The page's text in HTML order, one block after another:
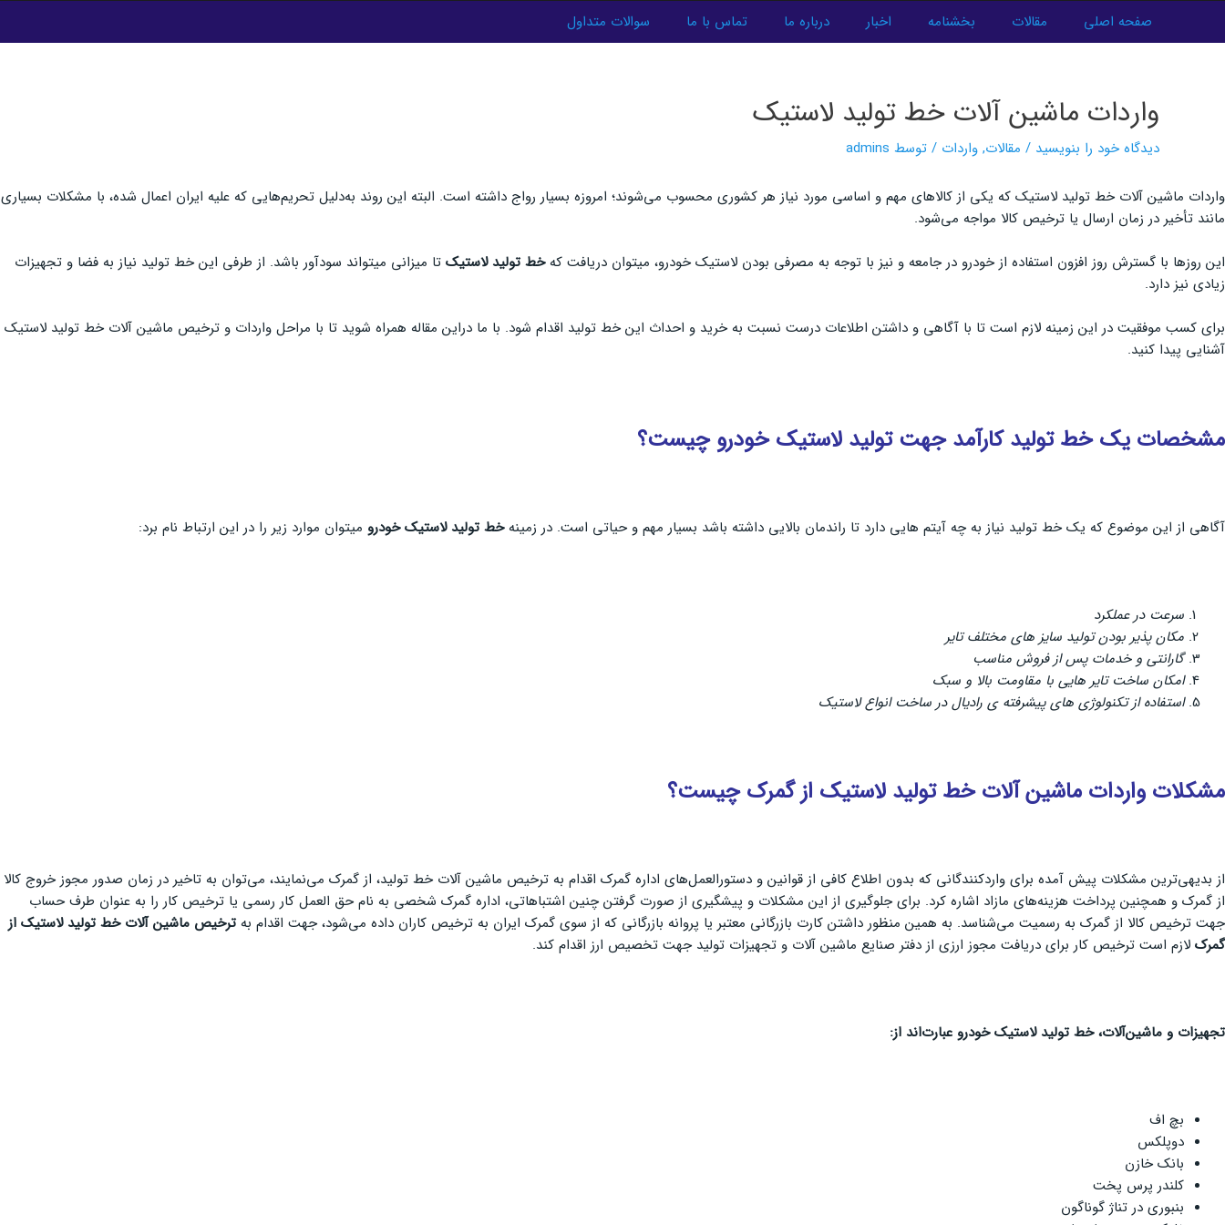
صفحه اصلی مقالات بخشنامه اخبار درباره ما تماس با ما سوالات متداول
واردات ماشین آلات خط تولید لاستیک
دیدگاه‌ خود را بنویسید / مقالات, واردات / توسط admins
واردات ماشین آلات خط تولید لاستیک که یکی از کالاهای مهم و اساسی مورد نیاز هر کشوری محسوب می‌شوند؛ امروزه بسیار رواج داشته است. البته این روند به‌دلیل تحریم‌هایی که علیه ایران اعمال شده،‌ با مشکلات بسیاری
مانند تأخیر در زمان ارسال یا ترخیص کالا مواجه می‌شود.
این روزها با گسترش روز افزون استفاده از خودرو در جامعه و نیز با توجه به مصرفی بودن لاستیک خودرو، میتوان دریافت کهخط تولید لاستیک تا میزانی میتواند سودآور باشد. از طرفی این خط تولید نیاز به فضا و تجهیزات
زیادی نیز دارد.
برای کسب موفقیت در این زمینه لازم است تا با آگاهی و داشتن اطلاعات درست نسبت به خرید و احداث این خط تولید اقدام شود. با ما دراین مقاله همراه شوید تا با مراحل واردات و ترخیص ماشین آلات خط تولید لاستیک
آشنایی پیدا کنید.
مشخصات یک خط تولید کارآمد جهت تولید لاستیک خودرو چیست؟
آگاهی از این موضوع که یک خط تولید نیاز به چه آیتم هایی دارد تا راندمان بالایی داشته باشد بسیار مهم و حیاتی است. در زمینهخط تولید لاستیک خودرو میتوان موارد زیر را در این ارتباط نام برد:
سرعت در عملکرد
مکان پذیر بودن تولید سایز های مختلف تایر
گارانتی و خدمات پس از فروش مناسب
امکان ساخت تایر هایی با مقاومت بالا و سبک
استفاده از تکنولوژی های پیشرفته ی رادیال در ساخت انواع لاستیک
مشکلات واردات ماشین آلات خط تولید لاستیک از گمرک چیست؟
از بدیهی‌ترین مشکلات پیش آمده برای واردکنندگانی که بدون اطلاع کافی از قوانین و دستورالعمل‌های اداره گمرک اقدام به ترخیص ماشین آلات خط تولید، از گمرک می‌نمایند، می‌توان به تاخیر در زمان صدور مجوز خروج کالا
از گمرک و همچنین پرداخت هزینه‌های مازاد اشاره کرد. برای جلوگیری از این مشکلات و پیشگیری از صورت گرفتن چنین اشتباهاتی، اداره گمرک شخصی به نام حق العمل کار رسمی یا ترخیص کار را به عنوان طرف حساب
جهت ترخیص کالا از گمرک به رسمیت می‌شناسد. به همین منظور داشتن کارت بازرگانی معتبر یا پروانه بازرگانی که از سوی گمرک ایران به ترخیص کاران داده می‌شود، جهت اقدام به ترخیص ماشین آلات خط تولید لاستیک از
گمرک لازم است ترخیص کار برای دریافت مجوز ارزی از دفتر صنایع ماشین آلات و تجهیزات تولید جهت تخصیص ارز اقدام کند.
تجهیزات و ماشین‌آلات، خط تولید لاستیک خودرو عبارت‌اند از:
بچ اف
دوپلکس
بانک خازن
کلندر پرس پخت
بنبوری در تناژ گوناگون